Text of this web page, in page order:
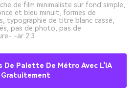
de film minimaliste sur fond simple,
et bleu minuit, formes de
typographie de titre blanc cassé,
pas de photo, pas de
-ar 2:3
De Palette De Métro Avec L'IA
Gratuitement